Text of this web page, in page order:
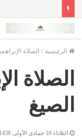
الرئيسية / الصلاة
الصلاة
الصيغ
الثلاثاء 10 جمادى الأولى 1438هـ 7-2-2017م